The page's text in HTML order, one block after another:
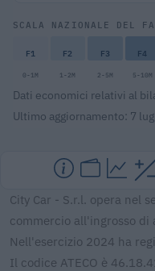
SCALA NAZIONALE DEL
F1 F2 F3 F4
0-1M 1-2M 2-5M 5-10M
Dati economici relativi al
Ultimo aggiornamento: 7
City Car - S.r.l. opera nel
commercio all'ingrosso di
Nell'esercizio 2024 ha
Il codice ATECO è